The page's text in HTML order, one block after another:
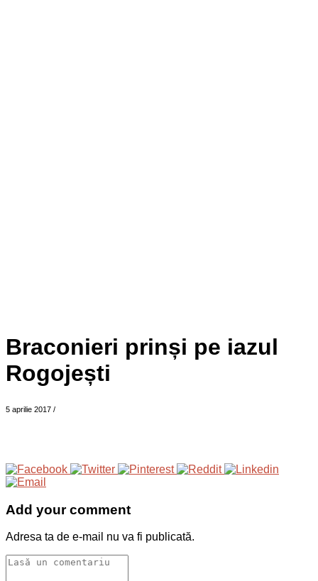
Braconieri prinși pe iazul
Rogojești
5 aprilie 2017 /
Add your comment
Adresa ta de e-mail nu va fi publicată.